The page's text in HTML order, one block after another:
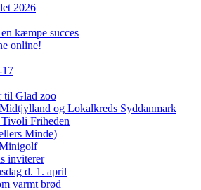
2026
kæmpe succes
online!
17
til Glad zoo
og Lokalkreds Syddanmark
Friheden
Minde)
inviterer
d. 1. april
varmt brød